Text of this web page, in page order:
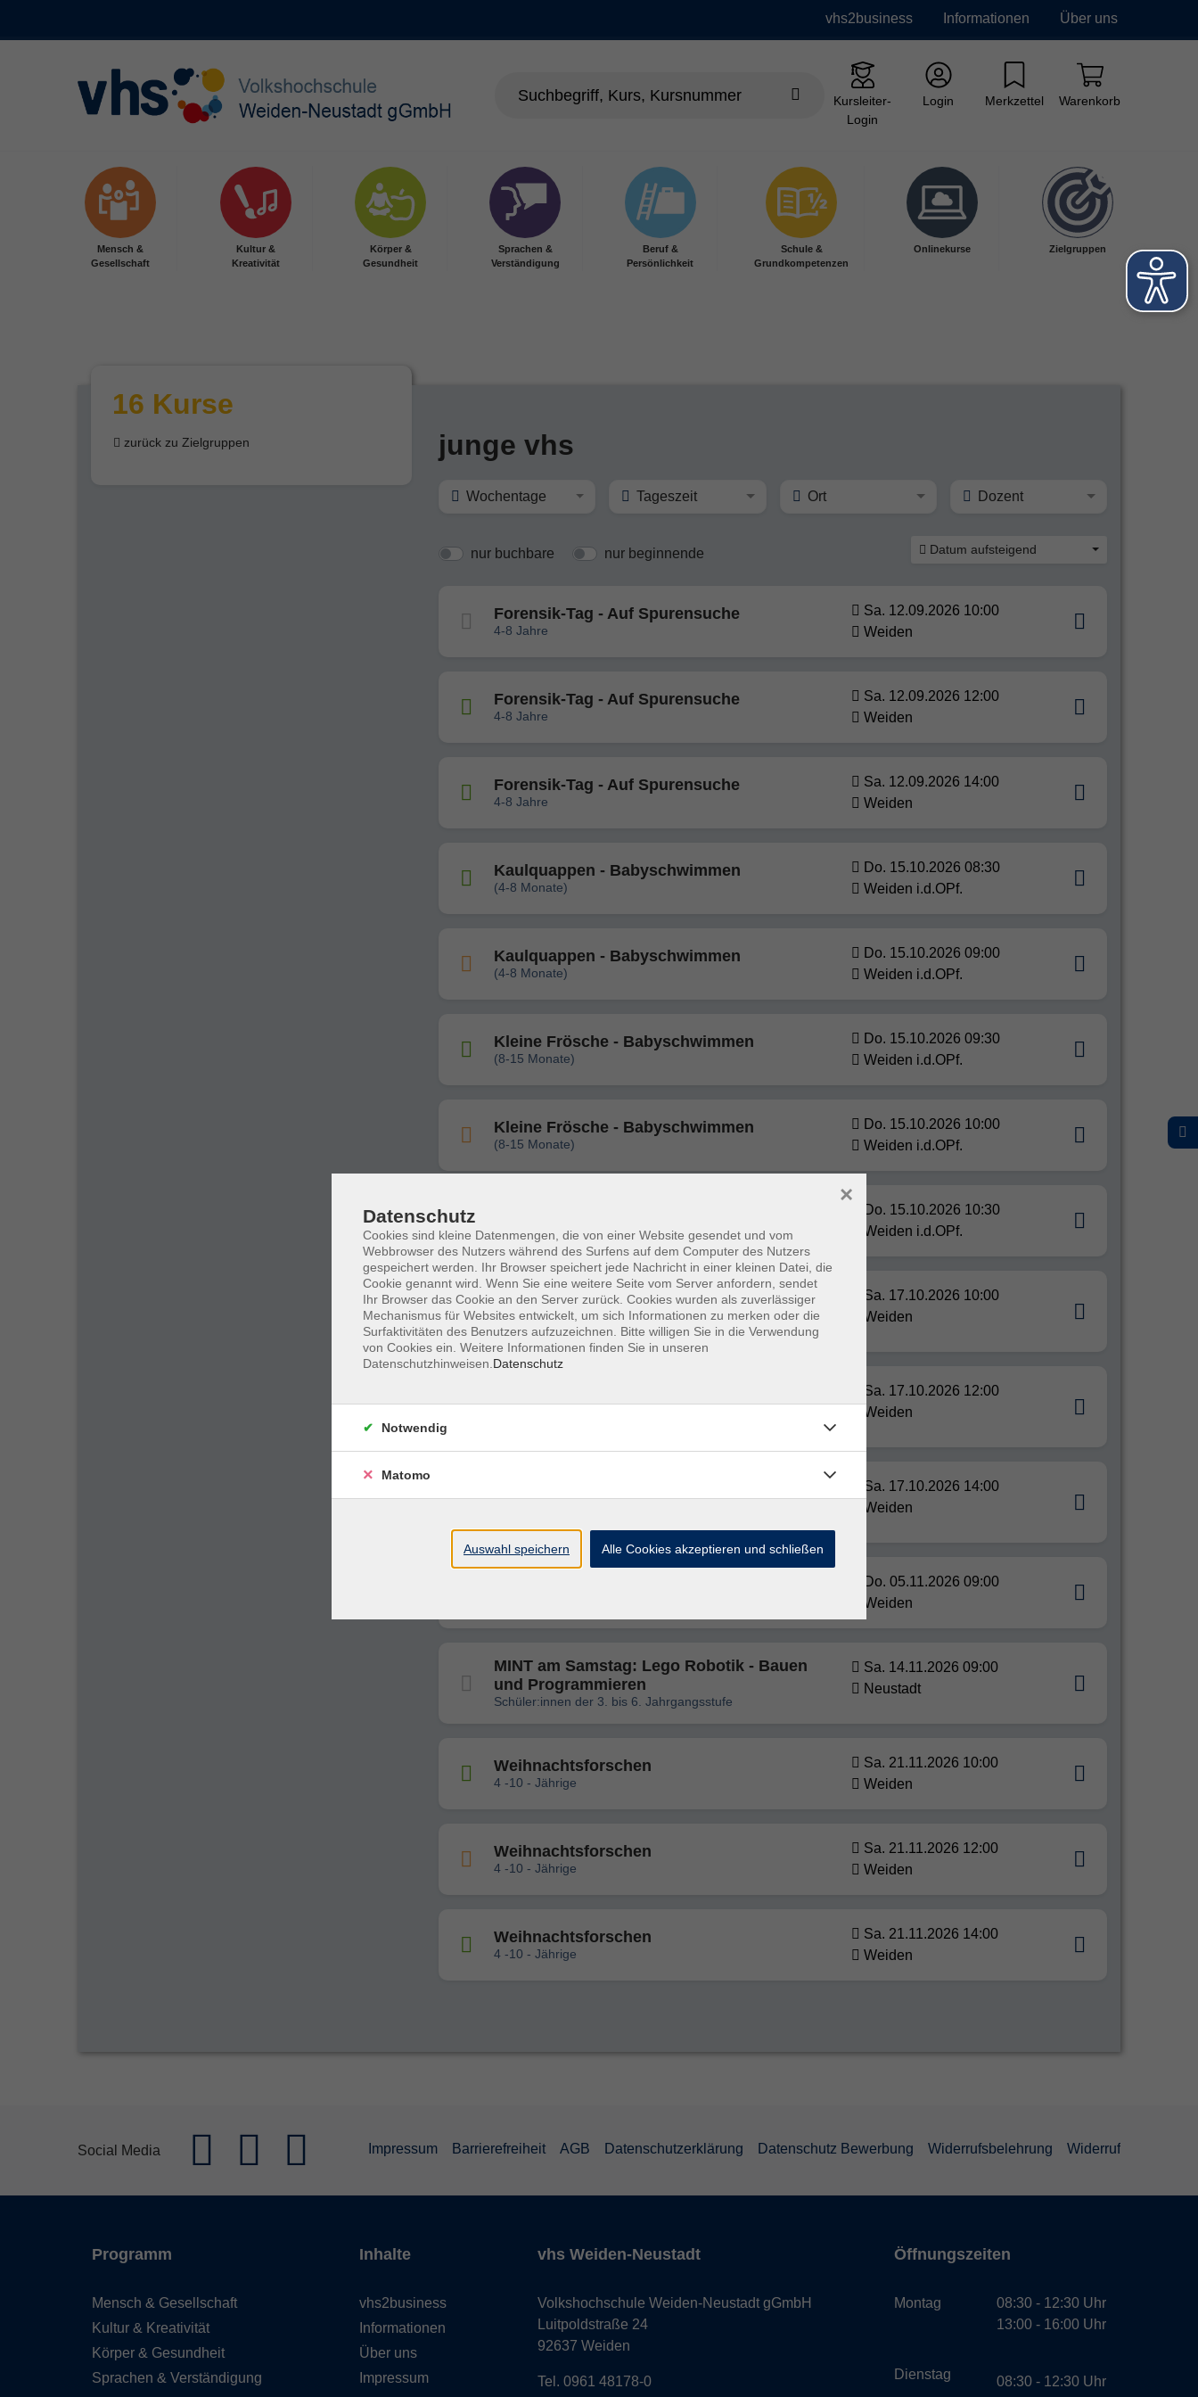
vhs2business Informationen Über uns
Kursleiter-
Login
Login Merkzettel Warenkorb
Mensch &
Gesellschaft
Kultur &
Kreativität
Körper &
Gesundheit
Sprachen &
Verständigung
Beruf &
Persönlichkeit
Schule &
Grundkompetenzen
Onlinekurse Zielgruppen
16 Kurse
zurück zu Zielgruppen junge vhs
Wochentage Tageszeit Ort Dozent
nur buchbare nur beginnende Datum aufsteigend
Forensik-Tag - Auf Spurensuche
4-8 Jahre
Sa. 12.09.2026 10:00
Weiden
Forensik-Tag - Auf Spurensuche
4-8 Jahre
Sa. 12.09.2026 12:00
Weiden
Forensik-Tag - Auf Spurensuche
4-8 Jahre
Sa. 12.09.2026 14:00
Weiden
Kaulquappen - Babyschwimmen
(4-8 Monate)
Do. 15.10.2026 08:30
Weiden i.d.OPf.
Kaulquappen - Babyschwimmen
(4-8 Monate)
Do. 15.10.2026 09:00
Weiden i.d.OPf.
Kleine Frösche - Babyschwimmen
(8-15 Monate)
Do. 15.10.2026 09:30
Weiden i.d.OPf.
Kleine Frösche - Babyschwimmen
(8-15 Monate)
Do. 15.10.2026 10:00
Weiden i.d.OPf.
(15-30 Monate)
Do. 15.10.2026 10:30
Weiden i.d.OPf.
Faszination Weltall - Abenteuer
Wissenschaft
für kleine Forscher von 4-8 Jahren
Sa. 17.10.2026 10:00
Weiden
Wissenschaft
Sa. 17.10.2026 12:00
Weiden
Wissenschaft
Sa. 17.10.2026 14:00
Weiden
Do. 05.11.2026 09:00
Weiden
MINT am Samstag: Lego Robotik - Bauen
und Programmieren
Schüler:innen der 3. bis 6. Jahrgangsstufe
Sa. 14.11.2026 09:00
Neustadt
Weihnachtsforschen
4 -10 - Jährige
Sa. 21.11.2026 10:00
Weiden
Weihnachtsforschen
4 -10 - Jährige
Sa. 21.11.2026 12:00
Weiden
Weihnachtsforschen
4 -10 - Jährige
Sa. 21.11.2026 14:00
Weiden
Social Media Impressum Barrierefreiheit AGB Datenschutzerklärung Datenschutz Bewerbung Widerrufsbelehrung Widerruf
Programm
Mensch & Gesellschaft
Kultur & Kreativität
Körper & Gesundheit
Sprachen & Verständigung
Inhalte
vhs2business
Informationen
Über uns
Impressum
vhs Weiden-Neustadt
Volkshochschule Weiden-Neustadt gGmbH
Luitpoldstraße 24
92637 Weiden
Tel. 0961 48178-0
Öffnungszeiten
Montag
Dienstag
08:30 - 12:30 Uhr
13:00 - 16:00 Uhr
08:30 - 12:30 Uhr
Datenschutz
Cookies sind kleine Datenmengen, die von einer Website gesendet und vom
Webbrowser des Nutzers während des Surfens auf dem Computer des Nutzers
gespeichert werden. Ihr Browser speichert jede Nachricht in einer kleinen Datei, die
Cookie genannt wird. Wenn Sie eine weitere Seite vom Server anfordern, sendet
Ihr Browser das Cookie an den Server zurück. Cookies wurden als zuverlässiger
Mechanismus für Websites entwickelt, um sich Informationen zu merken oder die
Surfaktivitäten des Benutzers aufzuzeichnen. Bitte willigen Sie in die Verwendung
von Cookies ein. Weitere Informationen finden Sie in unseren
Datenschutzhinweisen. Datenschutz
×
Notwendig
Matomo
Auswahl speichern Alle Cookies akzeptieren und schließen